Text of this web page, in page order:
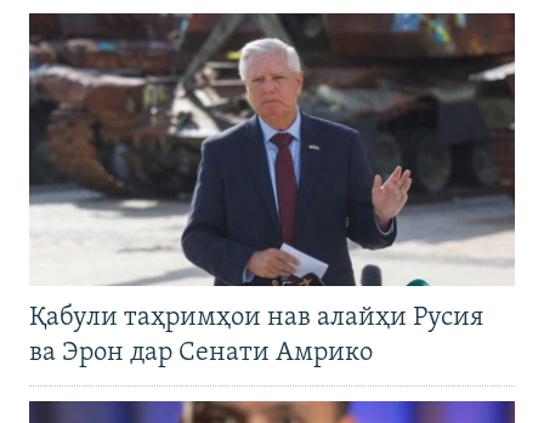
Қабули таҳримҳои нав алайҳи Русия
ва Эрон дар Сенати Амрико